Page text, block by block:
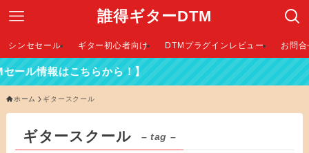
誰得ギターDTM
シンセセール ギター初心者向け DTMプラグインレビュー お問
ル情報はこちらから！】
ホーム ギタースクール
ギタースクール – tag –